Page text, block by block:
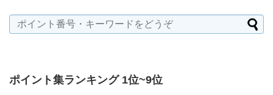
ポイント集ランキング 1位~9位